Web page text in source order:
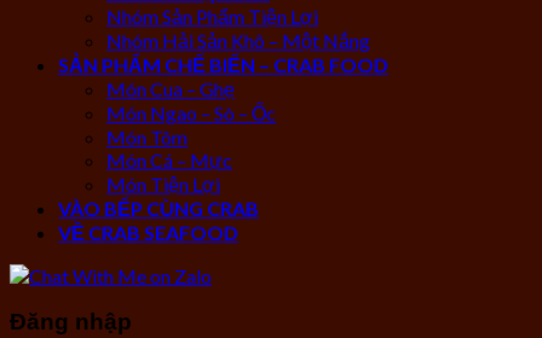
Nhóm Sản Phẩm Tiện Lợi
Nhóm Hải Sản Khô – Một Nắng
SẢN PHẨM CHẾ BIẾN – CRAB FOOD
Món Cua – Ghẹ
Món Ngao – Sò – Ốc
Món Tôm
Món Cá – Mực
Món Tiện Lợi
VÀO BẾP CÙNG CRAB
VỀ CRAB SEAFOOD
Đăng nhập